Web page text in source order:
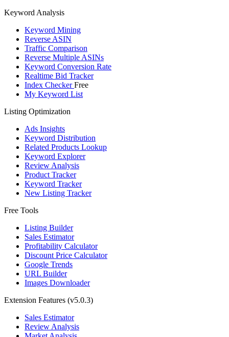
Keyword Analysis
Keyword Mining
Reverse ASIN
Traffic Comparison
Reverse Multiple ASINs
Keyword Conversion Rate
Realtime Bid Tracker
Index CheckerFree
My Keyword List
Listing Optimization
Ads Insights
Keyword Distribution
Related Products Lookup
Keyword Explorer
Review Analysis
Product Tracker
Keyword Tracker
New Listing Tracker
Free Tools
Listing Builder
Sales Estimator
Profitability Calculator
Discount Price Calculator
Google Trends
URL Builder
Images Downloader
Extension Features (v5.0.3)
Sales Estimator
Review Analysis